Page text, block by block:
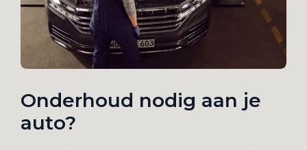
Onderhoud nodig aan je
auto?